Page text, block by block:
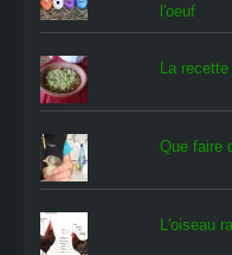
l'oeuf
La
Que faire
L'oiseau